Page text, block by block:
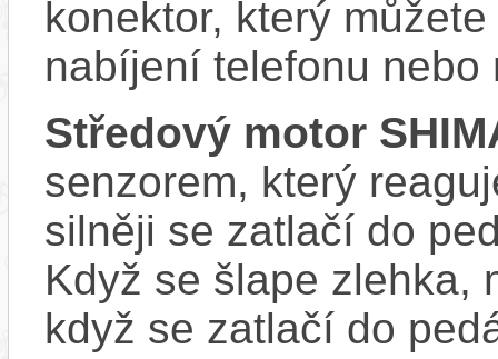
konektor, který
nabíjení telefonu
Středový motor
senzorem, který
silněji se zatlačí do
Když se šlape zlehka,
když se zatlačí do